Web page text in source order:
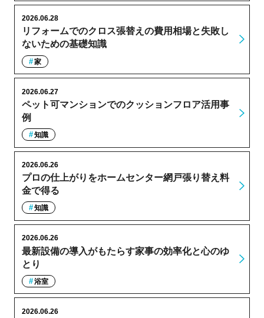
リフォームでのクロス張替えの費用相場と失敗し
ないための基礎知識
2026.06.28
家
ペット可マンションでのクッションフロア活用事
例
2026.06.27
知識
プロの仕上がりをホームセンター網戸張り替え料
金で得る
2026.06.26
知識
最新設備の導入がもたらす家事の効率化と心のゆ
とり
2026.06.26
浴室
2026.06.26